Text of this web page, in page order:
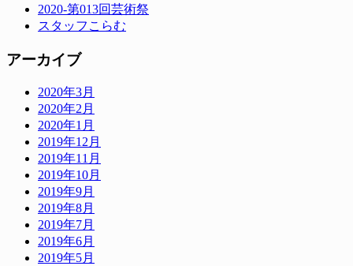
2020-第013回芸術祭
スタッフこらむ
アーカイブ
2020年3月
2020年2月
2020年1月
2019年12月
2019年11月
2019年10月
2019年9月
2019年8月
2019年7月
2019年6月
2019年5月